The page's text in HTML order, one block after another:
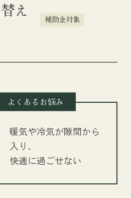
え
補助金対象
よくあるお悩み
暖気や冷気が隙間から
入り、
快適に過ごせない